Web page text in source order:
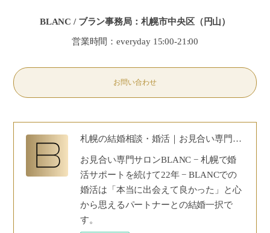
BLANC / ブラン事務局：札幌市中央区（円山）
営業時間：everyday 15:00-21:00
お問い合わせ
札幌の結婚相談・婚活｜お見合い専門サロンBLANC｜30代40代50代の安心婚活
お見合い専門サロンBLANC − 札幌で婚
活サポートを続けて22年 − BLANCでの
婚活は「本当に出会えて良かった」と心
から思えるパートナーとの結婚一択で
す。